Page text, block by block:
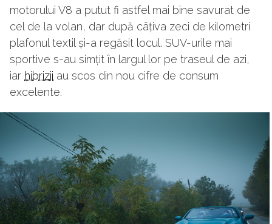
motorului V8 a putut fi astfel mai bine savurat de
cel de la volan, dar după câțiva zeci de kilometri
plafonul textil și-a regăsit locul. SUV-urile mai
sportive s-au simțit în largul lor pe traseul de azi,
iar hibrizii au scos din nou cifre de consum
excelente.